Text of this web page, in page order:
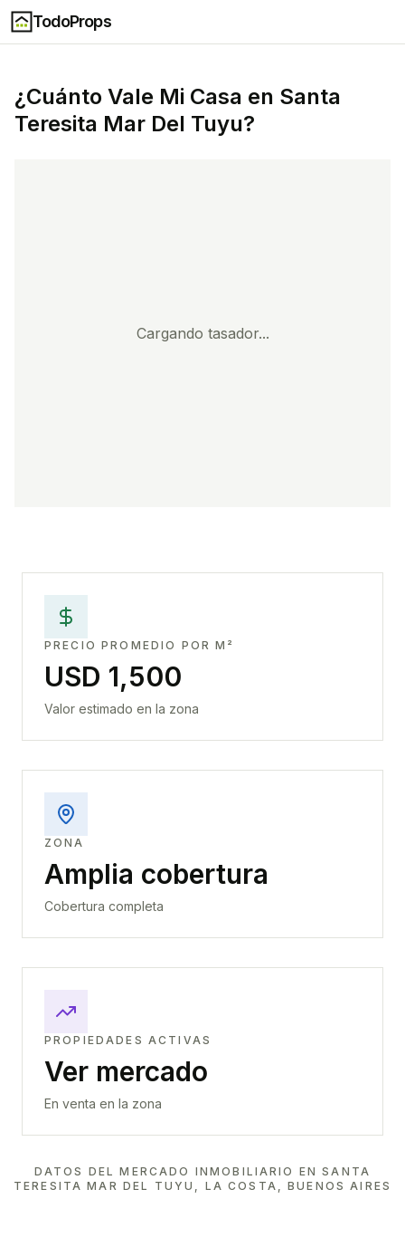
TodoProps
¿Cuánto Vale Mi Casa en Santa
Teresita Mar Del Tuyu?
Cargando tasador...
PRECIO PROMEDIO POR M²
USD 1,500
Valor estimado en la zona
ZONA
Amplia cobertura
Cobertura completa
PROPIEDADES ACTIVAS
Ver mercado
En venta en la zona
DATOS DEL MERCADO INMOBILIARIO ENSANTA
TERESITA MAR DEL TUYU, LA COSTA, BUENOS AIRES